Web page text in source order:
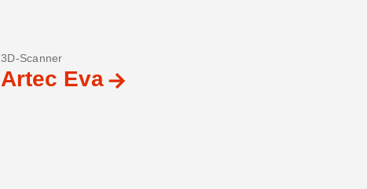
3D-Scanner
Artec Eva